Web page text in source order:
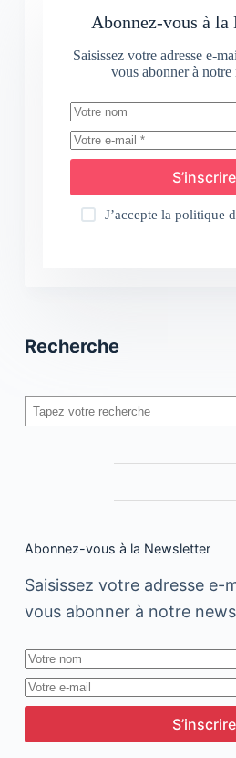
Abonnez-vous à la
Saisissez votre adresse e-
vous abonner à notre
S’inscrire
J’accepte la politique
Recherche
Rechercher
Abonnez-vous à la Newsletter
Saisissez votre adresse e-
vous abonner à notre
S’inscrire